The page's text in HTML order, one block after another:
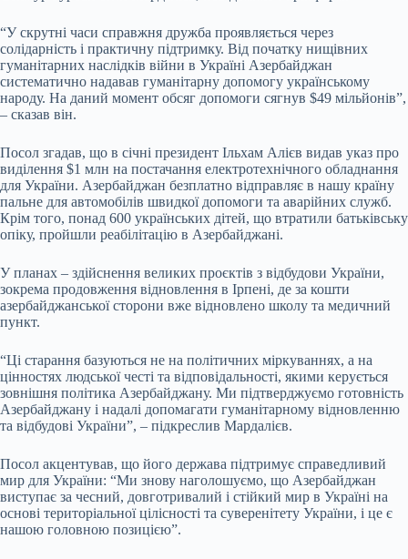
“У скрутні часи справжня дружба проявляється через
солідарність і практичну підтримку. Від початку нищівних
гуманітарних наслідків війни в Україні Азербайджан
систематично надавав гуманітарну допомогу українському
народу. На даний момент обсяг допомоги сягнув $49 мільйонів”,
– сказав він.
Посол згадав, що в січні президент Ільхам Алієв видав указ про
виділення $1 млн на постачання електротехнічного обладнання
для України. Азербайджан безплатно відправляє в нашу країну
пальне для автомобілів швидкої допомоги та аварійних служб.
Крім того, понад 600 українських дітей, що втратили батьківську
опіку, пройшли реабілітацію в Азербайджані.
У планах – здійснення великих проєктів з відбудови України,
зокрема продовження відновлення в Ірпені, де за кошти
азербайджанської сторони вже відновлено школу та медичний
пункт.
“Ці старання базуються не на політичних міркуваннях, а на
цінностях людської честі та відповідальності, якими керується
зовнішня політика Азербайджану. Ми підтверджуємо готовність
Азербайджану і надалі допомагати гуманітарному відновленню
та відбудові України”, – підкреслив Мардалієв.
Посол акцентував, що його держава підтримує справедливий
мир для України: “Ми знову наголошуємо, що Азербайджан
виступає за чесний, довготривалий і стійкий мир в Україні на
основі територіальної цілісності та суверенітету України, і це є
нашою головною позицією”.